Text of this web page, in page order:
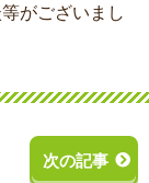
がございまし
次の記事